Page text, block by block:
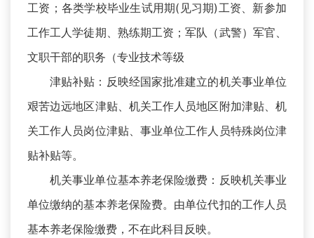
工资；各类学校毕业生试用期(见习期)工资、新参加
工作工人学徒期、熟练期工资；军队（武警）军官、
文职干部的职务（专业技术等级
津贴补贴：反映经国家批准建立的机关事业单位
艰苦边远地区津贴、机关工作人员地区附加津贴、机
关工作人员岗位津贴、事业单位工作人员特殊岗位津
贴补贴等。
机关事业单位基本养老保险缴费：反映机关事业
单位缴纳的基本养老保险费。由单位代扣的工作人员
基本养老保险缴费，不在此科目反映。